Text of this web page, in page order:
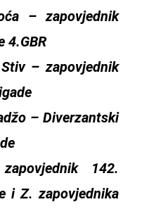
– zapovjednik
4.GBR
– zapovjednik
– Diverzantski
142.
i Z. zapovjednika